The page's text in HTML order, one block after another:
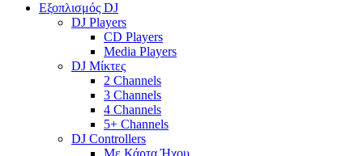
Εξοπλισμός DJ
DJ Players
CD Players
Media Players
DJ Μίκτες
2 Channels
3 Channels
4 Channels
5+ Channels
DJ Controllers
Με Κάρτα Ήχου